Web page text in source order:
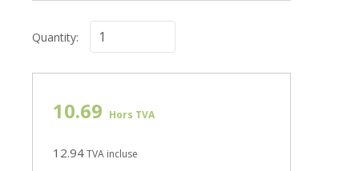
Quantity:
10.69 Hors TVA
12.94TVA incluse